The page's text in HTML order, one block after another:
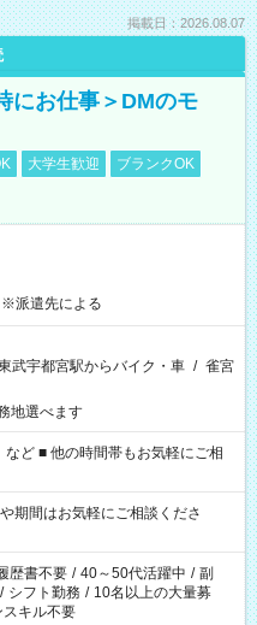
掲載日：2026.08.07
にお仕事＞DMのモ
大学生歓迎
ブランクOK
派遣先による
武宇都宮駅からバイク・車 / 雀宮
地選べます
にご相
間はお気軽にご相談くださ
歴書不要 / 40～50代活躍中 / 副
/ シフト勤務 / 10名以上の大量募
スキル不要